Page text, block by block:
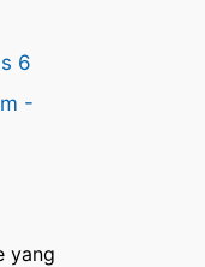
6
-
yang